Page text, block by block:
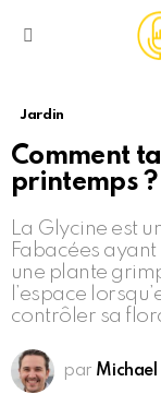
Jardin
Comment
printemps ?
La Glycine est
Fabacées
une plante
l’espace
contrôler sa
par Michael